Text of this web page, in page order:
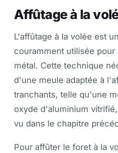
Affûtage à la
L'affûtage à la volée est
couramment utilisée
métal. Cette technique
d'une meule adaptée à
tranchants, telle qu'une
oxyde d'aluminium
vu dans le chapitre
Pour affûter le foret à la